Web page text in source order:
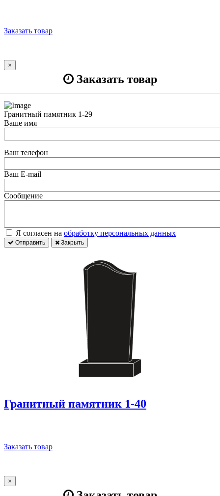
Заказать товар
×
Заказать товар
Гранитный памятник 1-29
Ваше имя
Ваш телефон
Ваш E-mail
Сообщение
Я согласен на обработку персональных данных
Отправить Закрыть
Гранитный памятник 1-40
Заказать товар
×